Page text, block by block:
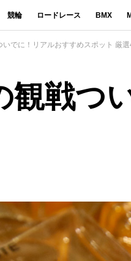
競輪 ロードレース BMX
いでに！リアルおすすめスポット 厳選
観戦つ